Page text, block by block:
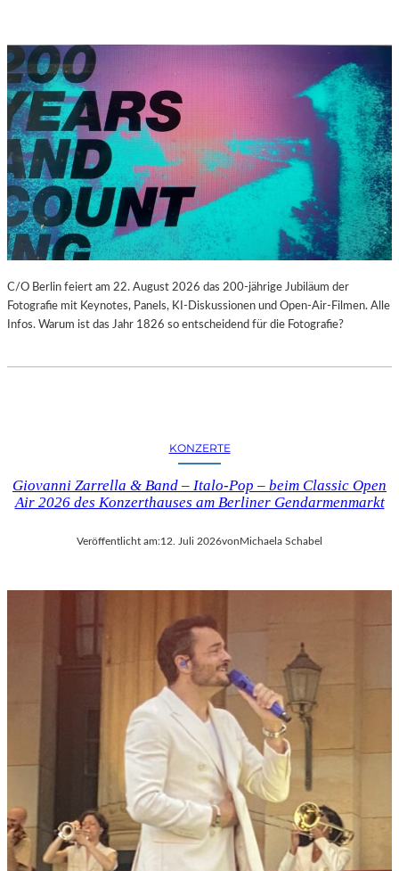
C/O Berlin feiert am 22. August 2026 das 200-jährige Jubiläum der
Fotografie mit Keynotes, Panels, KI-Diskussionen und Open-Air-Filmen. Alle
Infos. Warum ist das Jahr 1826 so entscheidend für die Fotografie?
KONZERTE
Giovanni Zarrella & Band – Italo-Pop – beim Classic Open
Air 2026 des Konzerthauses am Berliner Gendarmenmarkt
Veröffentlicht am:12. Juli 2026von Michaela Schabel